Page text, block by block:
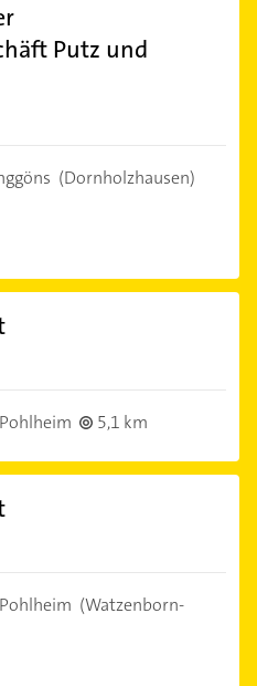
Putz und
(Dornholzhausen)
5,1 km
(Watzenborn-